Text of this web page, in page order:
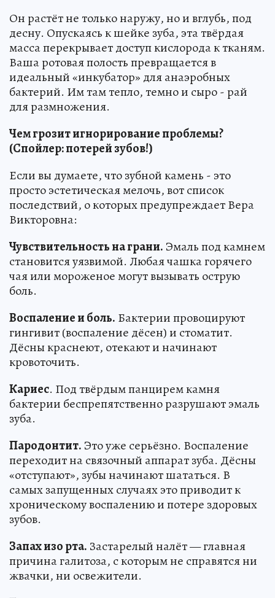
Он растёт не только наружу, но и вглубь, под
десну. Опускаясь к шейке зуба, эта твёрдая
масса перекрывает доступ кислорода к тканям.
Ваша ротовая полость превращается в
идеальный «инкубатор» для анаэробных
бактерий. Им там тепло, темно и сыро - рай
для размножения.
Чем грозит игнорирование проблемы?
(Спойлер: потерей зубов!)
Если вы думаете, что зубной камень - это
просто эстетическая мелочь, вот список
последствий, о которых предупреждает Вера
Викторовна:
Чувствительность на грани. Эмаль под камнем
становится уязвимой. Любая чашка горячего
чая или мороженое могут вызывать острую
боль.
Воспаление и боль. Бактерии провоцируют
гингивит (воспаление дёсен) и стоматит.
Дёсны краснеют, отекают и начинают
кровоточить.
Кариес. Под твёрдым панцирем камня
бактерии беспрепятственно разрушают эмаль
зуба.
Пародонтит. Это уже серьёзно. Воспаление
переходит на связочный аппарат зуба. Дёсны
«отступают», зубы начинают шататься. В
самых запущенных случаях это приводит к
хроническому воспалению и потере здоровых
зубов.
Запах изо рта. Застарелый налёт — главная
причина галитоза, с которым не справятся ни
жвачки, ни освежители.